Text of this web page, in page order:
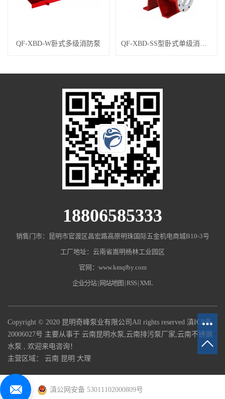
QF-XBD-W卧式多级消防泵 QF-XBD-SS型卧式单级消防泵组
18806585333
销售门市：昆明市官渡区昌宏路高原明珠国际五金机电商城B10-3号
工厂地址：云南省嵩明杨林工业园区
官网：www.kmqfby.com
企业分站| 网站地图 |RSS| XML
Copyright © 2020 昆明奇峰泵业有限公司All rights reserved 滇ICP备
20006027号 主要从事于 云南昆明水泵 云南排污泵厂家 云南不锈钢
水泵
, 欢迎来电咨询！
主营区域： 云南 昆明 大理
滇公网安备 53011102000809号